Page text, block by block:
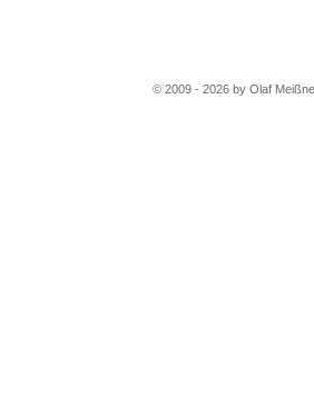
© 2009 - 2026 by Olaf